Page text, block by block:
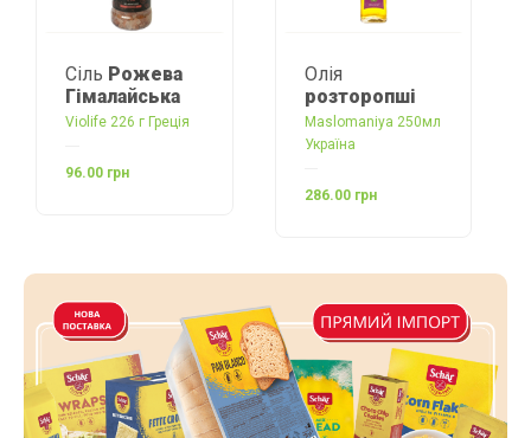
Сіль Рожева
Гімалайська
Violife 226 г Греція
96.00 грн
Олія
розторопші
Maslomaniya 250мл
Україна
286.00 грн